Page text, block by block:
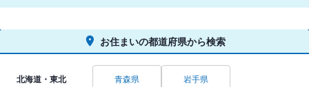
お住まいの都道府県から検索
北海道・東北 青森県 岩手県